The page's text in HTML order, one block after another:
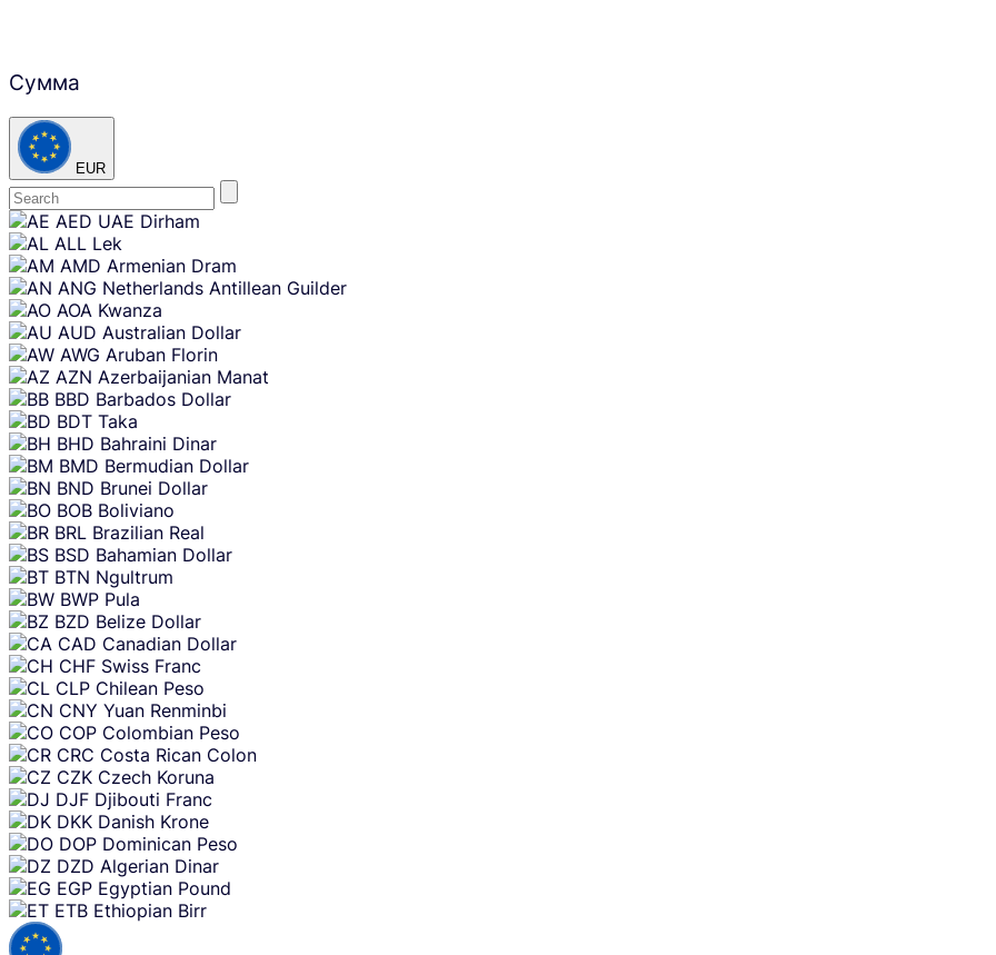
Сумма
EUR
Skip
content
AED UAE Dirham
ALL Lek
AMD Armenian Dram
ANG Netherlands Antillean Guilder
AOA Kwanza
AUD Australian Dollar
AWG Aruban Florin
AZN Azerbaijanian Manat
BBD Barbados Dollar
BDT Taka
BHD Bahraini Dinar
BMD Bermudian Dollar
BND Brunei Dollar
BOB Boliviano
BRL Brazilian Real
BSD Bahamian Dollar
BTN Ngultrum
BWP Pula
BZD Belize Dollar
CAD Canadian Dollar
CHF Swiss Franc
CLP Chilean Peso
CNY Yuan Renminbi
COP Colombian Peso
CRC Costa Rican Colon
CZK Czech Koruna
DJF Djibouti Franc
DKK Danish Krone
DOP Dominican Peso
DZD Algerian Dinar
EGP Egyptian Pound
ETB Ethiopian Birr